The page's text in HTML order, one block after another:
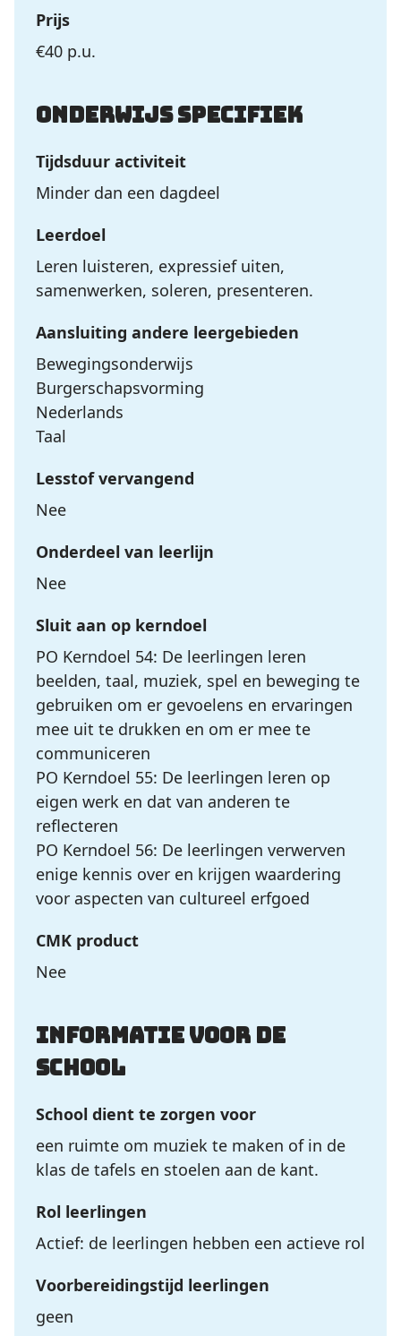
Prijs
€40 p.u.
Onderwijs specifiek
Tijdsduur activiteit
Minder dan een dagdeel
Leerdoel
Leren luisteren, expressief uiten,
samenwerken, soleren, presenteren.
Aansluiting andere leergebieden
Bewegingsonderwijs
Burgerschapsvorming
Nederlands
Taal
Lesstof vervangend
Nee
Onderdeel van leerlijn
Nee
Sluit aan op kerndoel
PO Kerndoel 54: De leerlingen leren
beelden, taal, muziek, spel en beweging te
gebruiken om er gevoelens en ervaringen
mee uit te drukken en om er mee te
communiceren
PO Kerndoel 55: De leerlingen leren op
eigen werk en dat van anderen te
reflecteren
PO Kerndoel 56: De leerlingen verwerven
enige kennis over en krijgen waardering
voor aspecten van cultureel erfgoed
CMK product
Nee
Informatie voor de
school
School dient te zorgen voor
een ruimte om muziek te maken of in de
klas de tafels en stoelen aan de kant.
Rol leerlingen
Actief: de leerlingen hebben een actieve rol
Voorbereidingstijd leerlingen
geen